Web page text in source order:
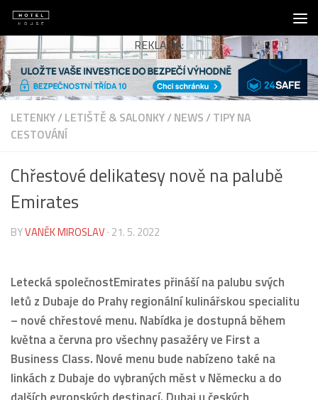
Skip to content
REKLAMA:
LETENKY/LETIŠTĚ & SALONKY/NEWS/TIPY NA
CESTOVÁNÍ
Chřestové delikatesy nově na palubě
Emirates
BYVANĚK MIROSLAV · 21. 5. 2022
Letecká společnostEmirates přináší na palubu svých
letů z Dubaje do Prahy regionální kulinářskou specialitu
– nové chřestové menu. Nabídka je dostupná během
května a června pro všechny pasažéry ve First a
Business Class. Nové menu bude nabízeno také na
linkách z Dubaje do vybraných měst v Německu a do